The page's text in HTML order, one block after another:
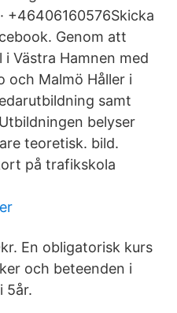
+46406160576Skicka
Genom att
Västra Hamnen med
och Malmö Håller i
samt
belyser
teoretisk. bild.
på trafikskola
En obligatorisk kurs
och beteenden i
5år.